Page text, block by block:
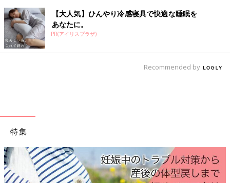
出典：Instagramアカウント「luna_fukao」
こちらのくじでは、たべっ子どうぶつと同じメーカーのアスパラ
ガスビスケットのアイテムもあるそうです。こちらはるなさんが
【大人気】ひんやり冷感寝具で快適な睡眠を
あなたに。
PR(アイリスプラザ)
Recommended by
特集